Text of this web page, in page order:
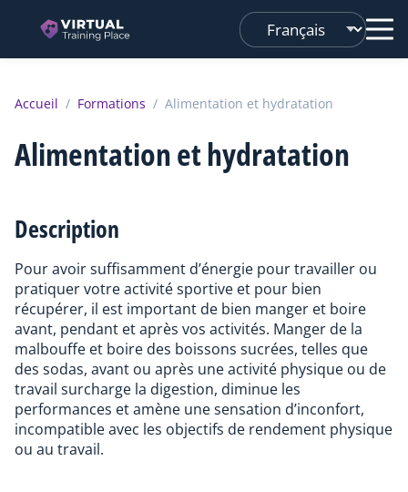
Changer
de
Accueil / Formations / Alimentation et hydratation
Alimentation et hydratation
Description
Pour avoir suffisamment d’énergie pour travailler ou
pratiquer votre activité sportive et pour bien
récupérer, il est important de bien manger et boire
avant, pendant et après vos activités. Manger de la
malbouffe et boire des boissons sucrées, telles que
des sodas, avant ou après une activité physique ou de
travail surcharge la digestion, diminue les
performances et amène une sensation d’inconfort,
incompatible avec les objectifs de rendement physique
ou au travail.